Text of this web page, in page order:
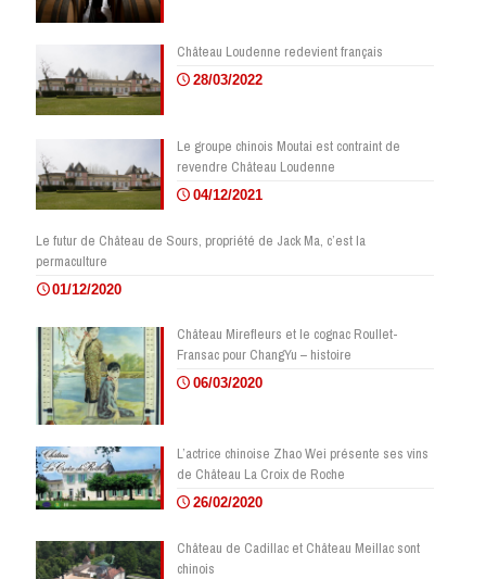
Château Loudenne redevient français
28/03/2022
Le groupe chinois Moutai est contraint de
revendre Château Loudenne
04/12/2021
Le futur de Château de Sours, propriété de Jack Ma, c’est la
permaculture
01/12/2020
Château Mirefleurs et le cognac Roullet-
Fransac pour ChangYu – histoire
06/03/2020
L’actrice chinoise Zhao Wei présente ses vins
de Château La Croix de Roche
26/02/2020
Château de Cadillac et Château Meillac sont
chinois